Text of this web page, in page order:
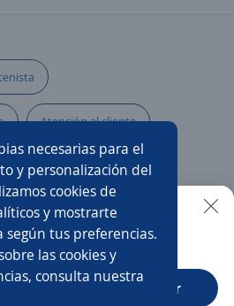
necesarias para el
y personalización del
cookies de
y mostrarte
tus preferencias.
las cookies y
consulta nuestra
Atención al cliente
Personal de limpieza
Ayudante de limpieza
Operario/a de almacén
Encargado/a de cocina
más fácil en la app
Abrir